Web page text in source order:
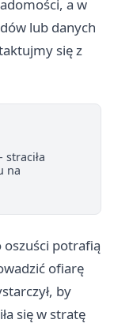
a w
lub danych
się z
straciła
na
oszuści potrafią
ofiarę
by
się w stratę